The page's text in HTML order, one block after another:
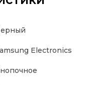
Electronics